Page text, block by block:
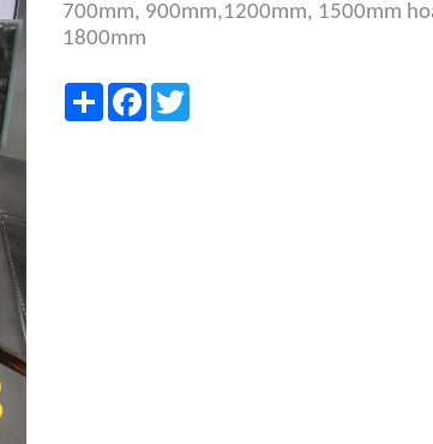
700mm, 900mm,1200mm, 1500mm
1800mm
Share Facebook